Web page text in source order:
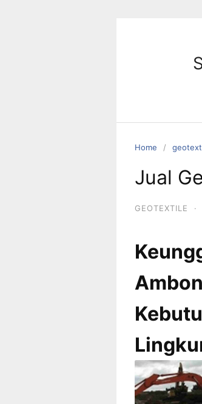
Home
Jual
GEOTEXTILE ·